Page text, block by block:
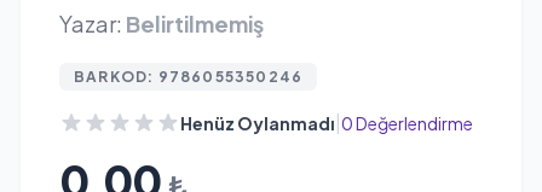
Yazar: Belirtilmemiş
BARKOD: 9786055350246
Henüz Oylanmadı 0 Değerlendirme
0,00